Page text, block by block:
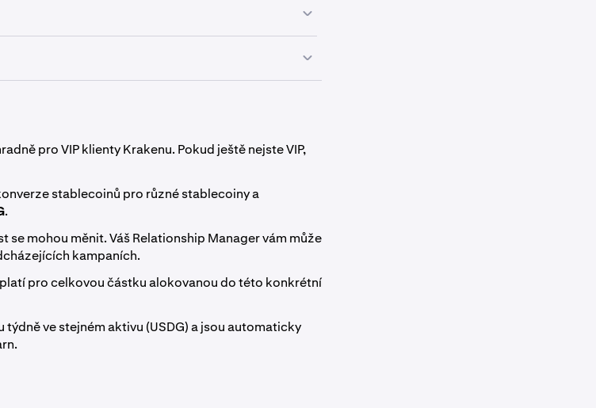
a potvrďte.
pro VIP klienty Krakenu. Pokud ještě nejste VIP,
stablecoinů pro různé stablecoiny a
.
se mohou měnit. Váš Relationship Manager vám může
kampaních.
pro celkovou částku alokovanou do této konkrétní
ve stejném aktivu (USDG) a jsou automaticky